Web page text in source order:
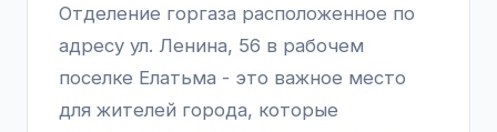
Отделение горгаза расположенное по
адресу ул. Ленина, 56 в рабочем
поселке Елатьма - это важное место
для жителей города, которые